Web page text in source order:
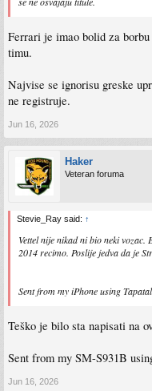
Ferrari je imao bolid za
timu.
Najvise se ignorisu greske
ne registruje.
Jun 16, 2026
Haker
Veteran foruma
Stevie_Ray said: ↑
Vettel nije nikad ni bio neki
2014 recimo. Poslije jedva da je
Sent from my iPhone using
Teško je bilo sta napisati na
Sent from my SM-S931B
Jun 16, 2026